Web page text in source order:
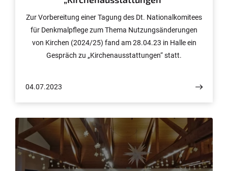
Zur Vorbereitung einer Tagung des Dt. Nationalkomitees
für Denkmalpflege zum Thema Nutzungsänderungen
von Kirchen (2024/25) fand am 28.04.23 in Halle ein
Gespräch zu „Kirchenausstattungen“ statt.
04.07.2023